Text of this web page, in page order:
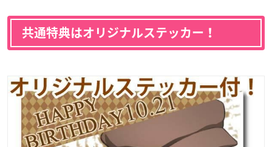
共通特典はオリジナルステッカー！